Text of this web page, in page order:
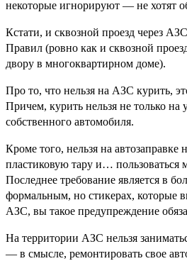
некоторые игнорируют — не хотят
Кстати, и сквозной проезд через
Правил (ровно как и сквозной
двору в многоквартирном доме).
Про то, что нельзя на АЗС курить,
Причем, курить нельзя не только на
собственного автомобиля.
Кроме того, нельзя на автозаправке
пластиковую тару и…
Последнее требование является в
формальным, но стикерах, которые
АЗС, вы такое предупреждение
На территории АЗС нельзя
— в смысле, ремонтировать свое